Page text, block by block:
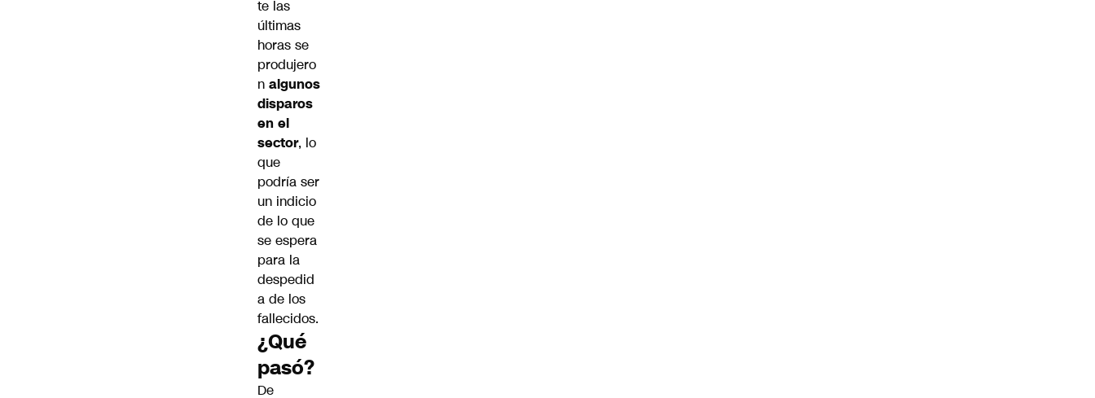
te las
últimas
horas se
produjero
n algunos
disparos
en el
sector, lo
que
podría ser
un indicio
de lo que
se espera
para la
despedid
a de los
fallecidos.
¿Qué
pasó?
De